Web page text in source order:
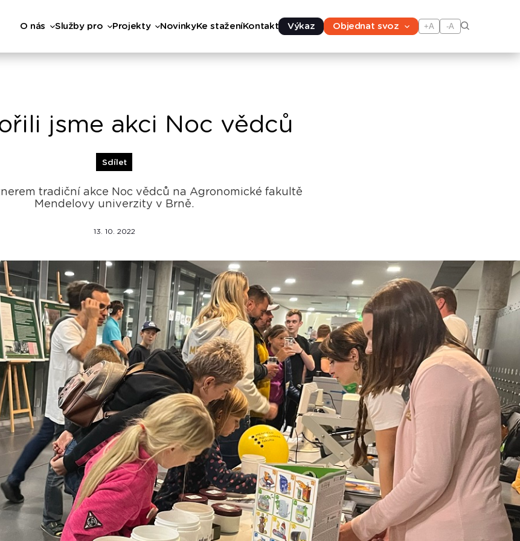
O nás Služby pro Projekty NovinkyKe staženíKontakt Výkaz Objednat svoz +A -A
jsme akci Noc vědců
Sdílet
tradiční akce Noc vědců na Agronomické fakultě
Mendelovy univerzity v Brně.
13. 10. 2022